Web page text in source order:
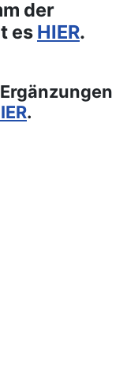
der
es HIER.
.